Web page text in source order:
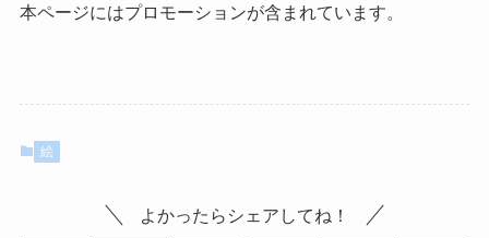
本ページにはプロモーションが含まれています。
絵
よかったらシェアしてね！